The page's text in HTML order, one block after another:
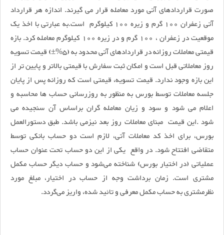
صورت قراردادهای آتی مورد معامله قرار می گیرند. اندازه هر قرارداد
آتی زعفران 100 گرم و زیره 100 کیلوگرم است.به عبارتی با اخذ یک
موقعیت در زعفران ، 100 گرم و در زیره 100 کیلوگرم معامله کرد. بازه
قیمتی معاملات روزانه در قراردادهای آتی محدود به (۵%±) قیمت تسویه
روز معاملاتی قبل است و امکان ثبت سفارش با قیمتی بالاتر و پایین تر از
این بازه وجود ندارد. قیمت تسویه، قیمتی است که روزانه پس از پایان
جلسه معاملات توسط بورس به منظور به روزرسانی حساب ها محاسبه و
اعلام می شود و سود و زیان معامله گران براساس آن سنجیده می
شود .این قیمت مبنای معاملات روز بعد نیزمی باشد. طبق دستورالعمل
بورس، برای اخذ کد معاملات آتی، لازم است دو حساب بانکی توسط
متقاضی افتتاح شود. در واقع یکی از این دو حساب تحت عنوان حساب
عملیاتی (در اختیار بورس) شناخته می‌شود و حساب دیگر حساب مکمل
مشتری است. زمان برداشت وجه از حساب در اختیار، مبلغ مورد
نظرمشتری به حساب مکمل معرفی و تائید شده، واریز می‌گردد.